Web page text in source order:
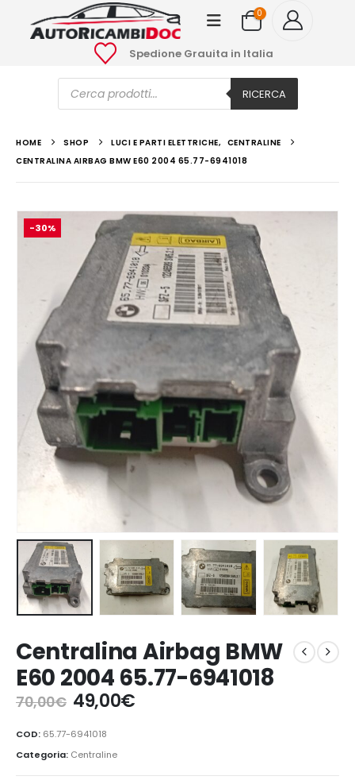
0
Spedione Grauita in Italia
Ricerca
prodotti RICERCA
HOME SHOP LUCI E PARTI ELETTRICHE, CENTRALINE
CENTRALINA AIRBAG BMW E60 2004 65.77-6941018
-30%
Centralina Airbag BMW
E60 2004 65.77-6941018
70,00€ Il
prezzo
originale
era:
70,00€.
49,00€Il
49,00€.
COD: 65.77-6941018
Categoria: Centraline